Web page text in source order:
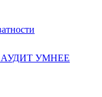
УМНЕЕ